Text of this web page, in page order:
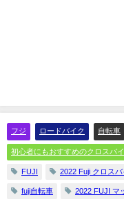
フジ ロードバイク 自転車
初心者にもおすすめのクロスバ
FUJI 2022 Fuji クロスバ
fuji自転車 2022 FUJI マ